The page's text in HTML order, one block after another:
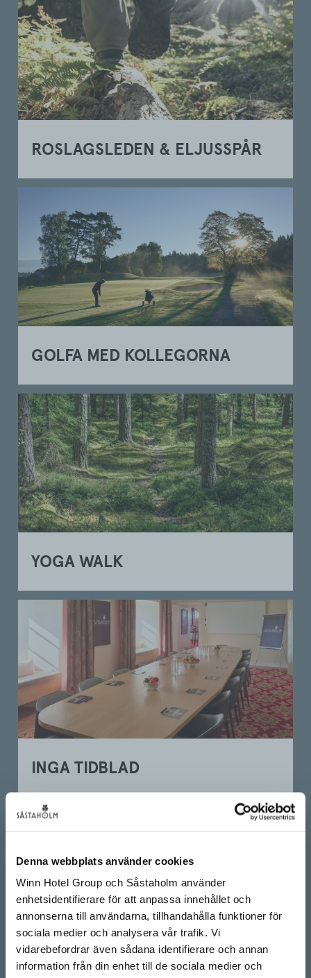
Denna webbplats använder cookies
Winn Hotel Group och Såstaholm använder
enhetsidentifierare för att anpassa innehållet och
annonserna till användarna, tillhandahålla funktioner för
sociala medier och analysera vår trafik. Vi
vidarebefordrar även sådana identifierare och annan
information från din enhet till de sociala medier och
ROSLAGSLEDEN & ELJUSSPÅR
GOLFA MED KOLLEGORNA
YOGA WALK
INGA TIDBLAD
TEAMBUILDING